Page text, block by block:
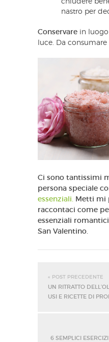
chiudere
nastro per
Conservare in
luce. Da
Ci sono tantissimi
persona speciale
essenziali. Metti mi
raccontaci come
essenziali
San Valentino.
« POST PRECEDENTE
UN RITRATTO
USI E RICETTE DI
6 SEMPLICI